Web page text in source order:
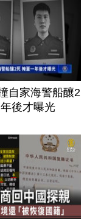
自家海警船釀2
後才曝光